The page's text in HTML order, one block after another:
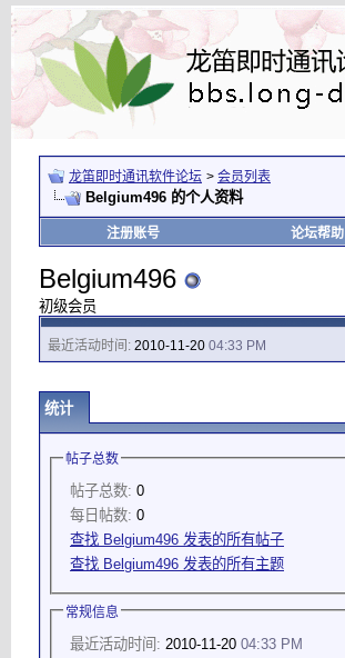
龙笛即时通讯软件论坛 > 会员列表
Belgium496 的个人资料
注册账号 论坛帮助
Belgium496
初级会员
最近活动时间: 2010-11-20 04:33 PM
统计
帖子总数
帖子总数: 0
每日帖数: 0
查找 Belgium496 发表的所有帖子
查找 Belgium496 发表的所有主题
常规信息
最近活动时间: 2010-11-20 04:33 PM